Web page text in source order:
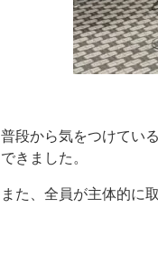
普段から気をつけてい
できました。
また、全員が主体的に